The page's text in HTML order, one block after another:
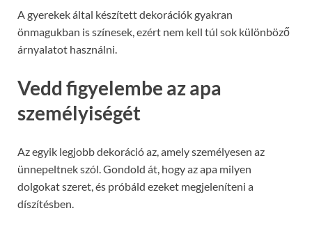
A gyerekek által készített dekorációk gyakran
önmagukban is színesek, ezért nem kell túl sok különböző
árnyalatot használni.
Vedd figyelembe az apa
személyiségét
Az egyik legjobb dekoráció az, amely személyesen az
ünnepeltnek szól. Gondold át, hogy az apa milyen
dolgokat szeret, és próbáld ezeket megjeleníteni a
díszítésben.